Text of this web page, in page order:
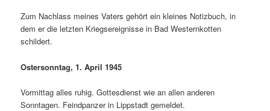
Zum Nachlass meines Vaters gehört ein kleines Notizbuch, in
dem er die letzten Kriegsereignisse in Bad Westernkotten
schildert.
Ostersonntag, 1. April 1945
Vormittag alles ruhig. Gottesdienst wie an allen anderen
Sonntagen. Feindpanzer in Lippstadt gemeldet.